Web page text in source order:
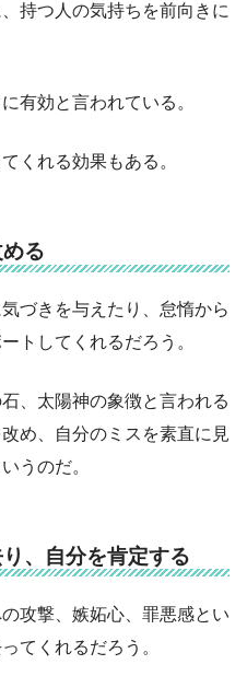
持つ人の気持ちを前向きに
有効と言われている。
くれる効果もある。
る
づきを与えたり、怠惰から
トしてくれるだろう。
、太陽神の象徴と言われる
め、自分のミスを素直に見
うのだ。
、自分を肯定する
攻撃、嫉妬心、罪悪感とい
てくれるだろう。